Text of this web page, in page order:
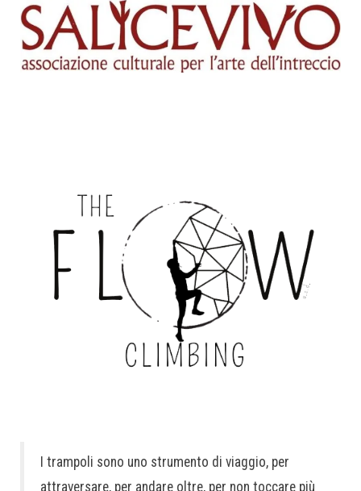
I trampoli sono uno strumento di viaggio, per
attraversare, per andare oltre, per non toccare più